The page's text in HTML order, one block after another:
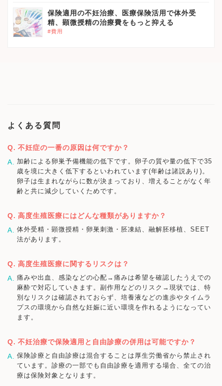
保険適用の不妊治療、医療保険活用で体外受
精、顕微授精の治療費をもっと抑える
#費用
よくある質問
不妊症の一番の原因は何ですか？
加齢による卵巣予備機能の低下です。卵子の質や量の低下で35
歳を境に大きく低下するといわれています(年齢は諸説あり)。
卵子は生まれながらに数が決まっており、増えることがなく年
齢と共に減少していくためです。
高度生殖医療にはどんな種類がありますか？
体外受精・顕微授精・卵巣刺激・胚凍結、融解胚移植、SEET
法があります。
高度生殖医療に関するリスクは？
痛みや出血、感染などの心配→痛みは希望を確認したうえでの
麻酔で対応していきます。副作用などのリスク→現状では、特
別なリスクは確認されておらず、培養液などの進歩やタイムラ
プスの環境から自然な妊娠に近い環境を作れるようになってい
ます。
不妊治療で保険適用と自由診療の併用は可能ですか？
保険診療と自由診療は混合することは厚生労働省から禁止され
ています。診療の一部でも自由診療を適用する場合、全ての治
療は保険対象となります。